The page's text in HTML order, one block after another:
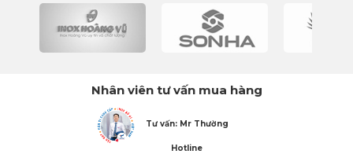
Nhân viên tư vấn mua hàng
Tư vấn: Mr Thường
Hotline